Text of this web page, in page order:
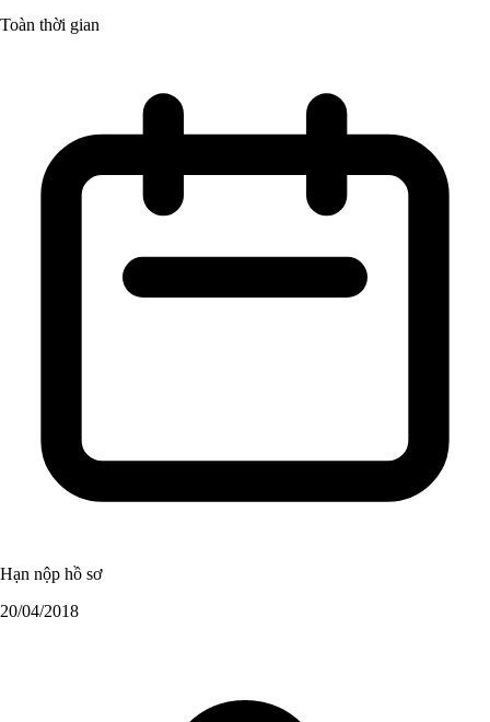
Toàn thời gian
Hạn nộp hồ sơ
20/04/2018